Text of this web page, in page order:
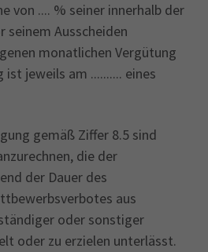
von .... % seiner innerhalb der
seinem Ausscheiden
monatlichen Vergütung
ist jeweils am .......... eines
gemäß Ziffer 8.5 sind
die der
der Dauer des
aus
oder sonstiger
oder zu erzielen unterlässt.